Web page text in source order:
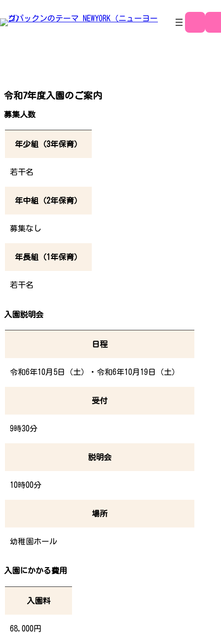
ン
へ
ス
キ
ー
ョ
ン
に
令和7年度入園のご案内
募集人数
年少組（3年保育）
若干名
年中組（2年保育）
募集なし
年長組（1年保育）
若干名
入園説明会
日程
令和6年10月5日（土）・令和6年10月19日（土）
受付
9時30分
説明会
10時00分
場所
幼稚園ホール
入園にかかる費用
入園料
68,000円